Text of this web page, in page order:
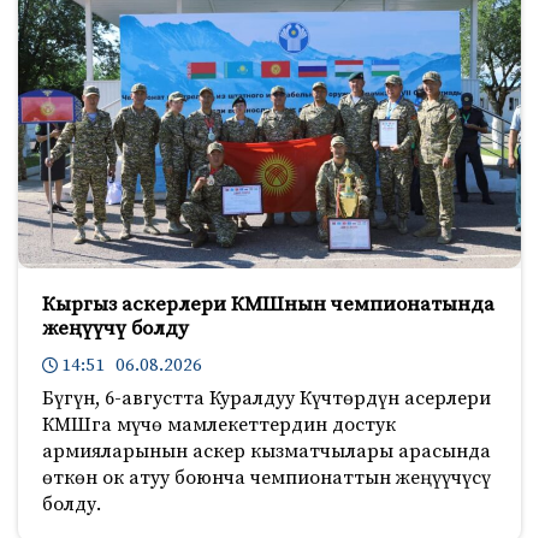
Кыргыз аскерлери КМШнын чемпионатында
жеңүүчү болду
14:51 06.08.2026
Бүгүн, 6-августта Куралдуу Күчтөрдүн асерлери
КМШга мүчө мамлекеттердин достук
армияларынын аскер кызматчылары арасында
өткөн ок атуу боюнча чемпионаттын жеңүүчүсү
болду.